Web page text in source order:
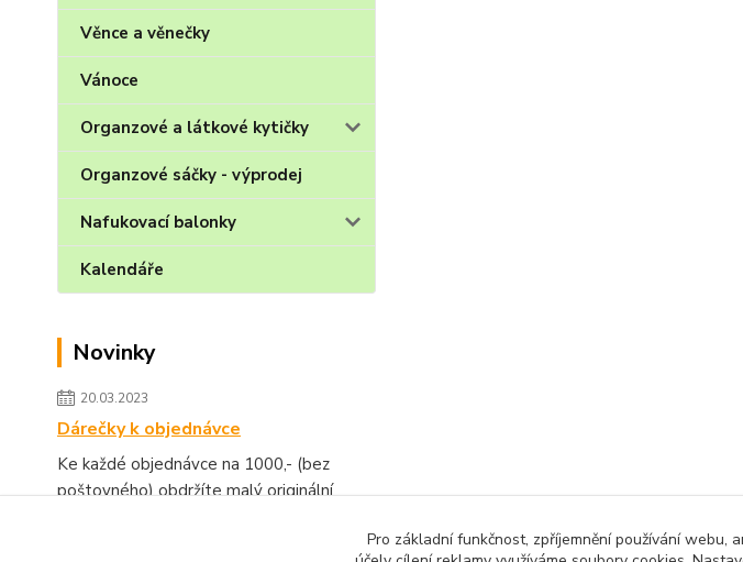
Věnce a věnečky
Vánoce
Organzové a látkové kytičky
Organzové sáčky - výprodej
Nafukovací balonky
Kalendáře
Novinky
20.03.2023
Dárečky k objednávce
Ke každé objednávce na 1000,- (bez
poštovného) obdržíte malý originální
Pro základní funkčnost, zpříjemnění používání webu,